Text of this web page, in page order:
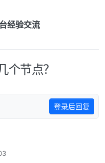
经验交流
个节点？
登录后回复